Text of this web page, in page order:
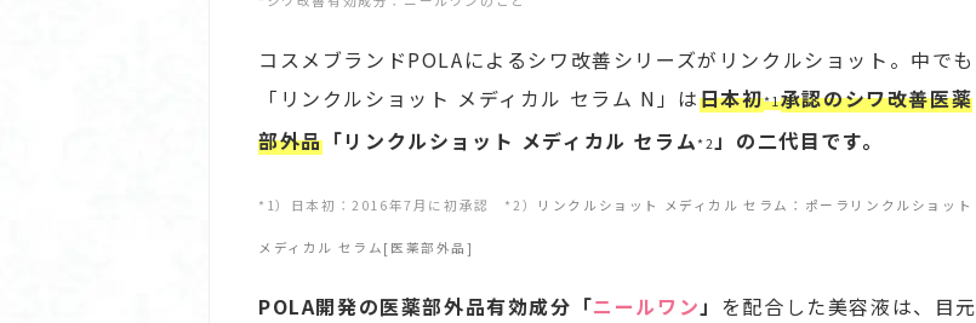
コスメブランドPOLAによるシワ改善シリーズがリンクルショット。中でも
「リンクルショット メディカル セラム N」は日本初*1承認のシワ改善医薬
部外品「リンクルショット メディカル セラム*2」の二代目です。
*1）日本初：2016年7月に初承認 *2） リンクルショット メディカル セラム：ポーラリンクルショット
メディカル セラム[医薬部外品]
POLA開発の医薬部外品有効成分「ニールワン」 を配合した美容液は、目元